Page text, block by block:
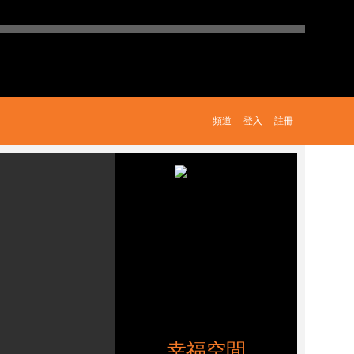
註冊
登入
頻道